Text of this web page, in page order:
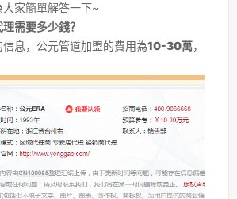
家簡單解答一下~
需要多少錢？
息，公元管道加盟的費用為10-30萬，